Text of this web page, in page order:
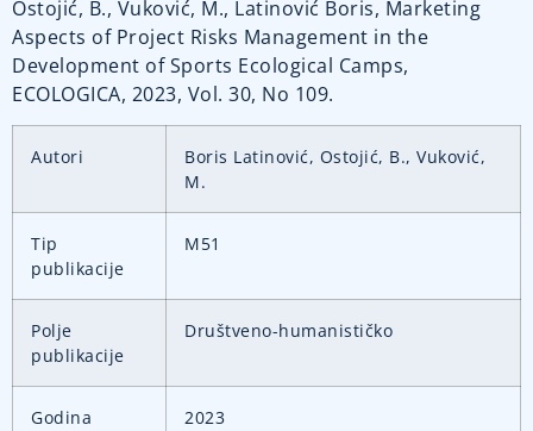
Ostojić, B., Vuković, M., Latinović Boris, Marketing
Aspects of Project Risks Management in the
Development of Sports Ecological Camps,
ECOLOGICA, 2023, Vol. 30, No 109.
Autori
Boris Latinović, Ostojić, B., Vuković,
M.
Tip
publikacije
M51
Polje
publikacije
Društveno-humanističko
Godina 2023